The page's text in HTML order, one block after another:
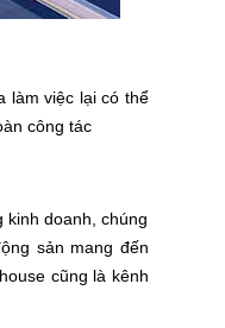
làm việc lại có thể
công tác
doanh, chúng
sản mang đến
cũng là kênh